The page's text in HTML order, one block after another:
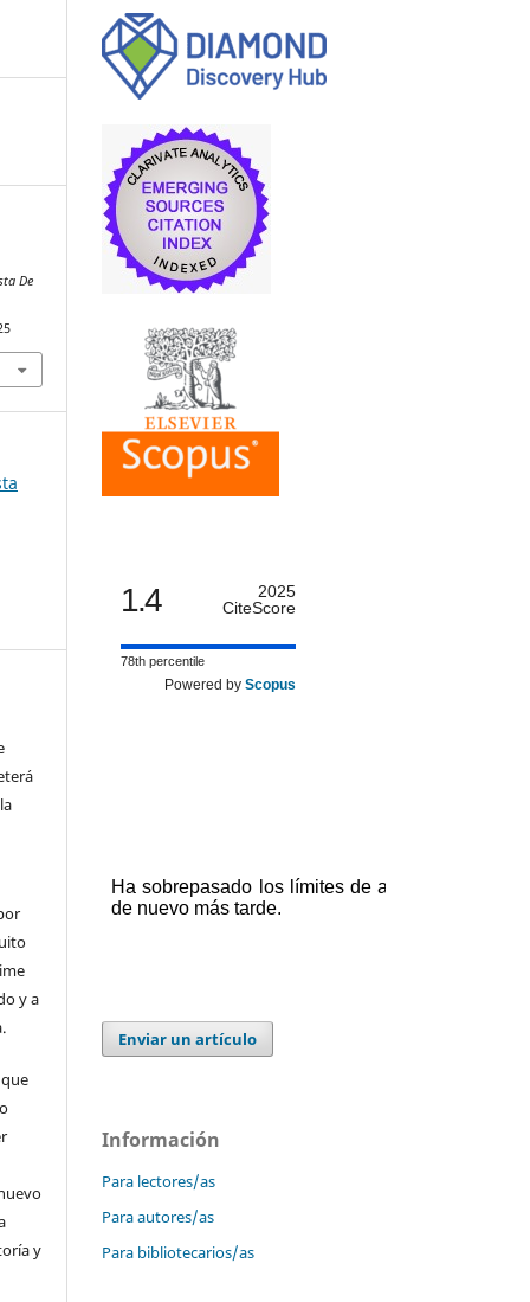
De
y a
y
1.4
2025
CiteScore
78th percentile
Powered by Scopus
Enviar un artículo
Información
Para lectores/as
Para autores/as
Para bibliotecarios/as